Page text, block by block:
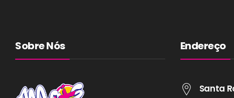
Sobre Nós Endereço
Santa